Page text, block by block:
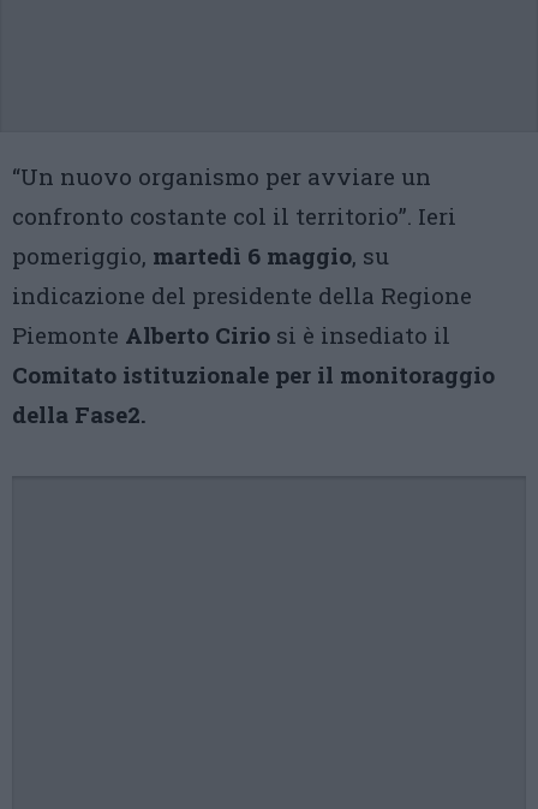
“Un nuovo organismo per avviare un
confronto costante col il territorio”. Ieri
pomeriggio, martedì 6 maggio, su
indicazione del presidente della Regione
Piemonte Alberto Cirio si è insediato il
Comitato istituzionale per il monitoraggio
della Fase2.